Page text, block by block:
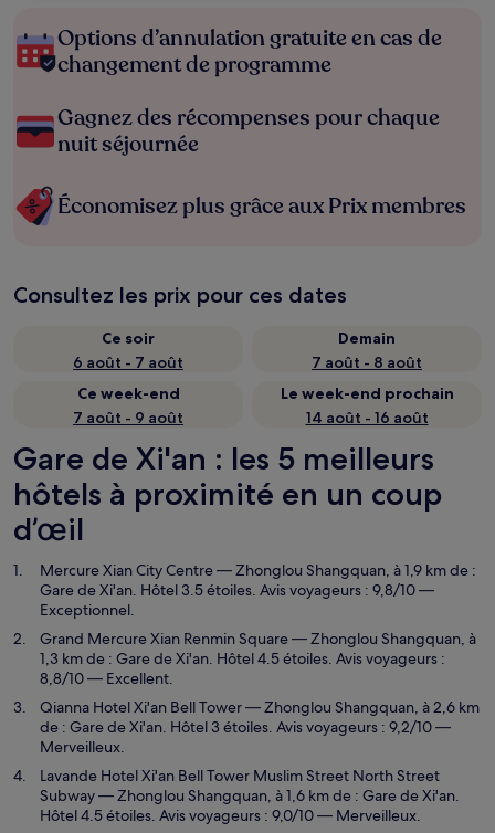
Options d’annulation gratuite en cas de
changement de programme
Gagnez des récompenses pour chaque
nuit séjournée
Économisez plus grâce aux Prix membres
Consultez les prix pour ces dates
Ce soir
6 août - 7 août
Demain
7 août - 8 août
Ce week-end
7 août - 9 août
Le week-end prochain
14 août - 16 août
Gare de Xi'an : les 5 meilleurs
hôtels à proximité en un coup
d’œil
Mercure Xian City Centre— Zhonglou Shangquan, à 1,9 km de :
Gare de Xi'an. Hôtel 3.5 étoiles. Avis voyageurs : 9,8/10 —
Exceptionnel.
Grand Mercure Xian Renmin Square— Zhonglou Shangquan, à
1,3 km de : Gare de Xi'an. Hôtel 4.5 étoiles. Avis voyageurs :
8,8/10 — Excellent.
Qianna Hotel Xi'an Bell Tower— Zhonglou Shangquan, à 2,6 km
de : Gare de Xi'an. Hôtel 3 étoiles. Avis voyageurs : 9,2/10 —
Merveilleux.
Lavande Hotel Xi'an Bell Tower Muslim Street North Street
Subway— Zhonglou Shangquan, à 1,6 km de : Gare de Xi'an.
Hôtel 4.5 étoiles. Avis voyageurs : 9,0/10 — Merveilleux.